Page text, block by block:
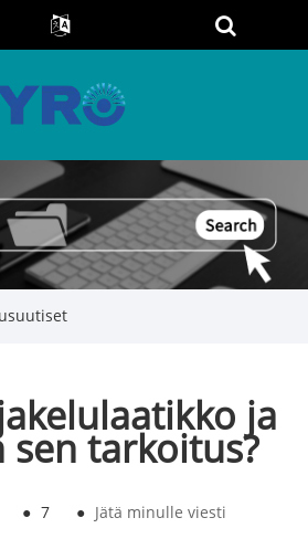
ja
sen tarkoitus?
● 7 ● Jätä minulle viesti